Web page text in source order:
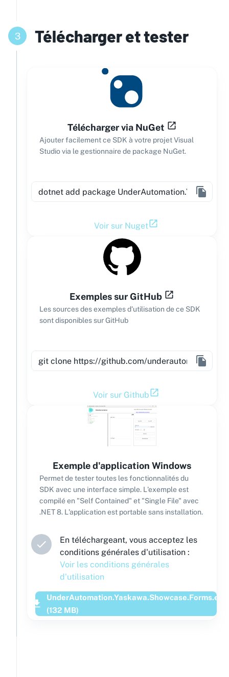
3 Télécharger et tester
Télécharger via NuGet
Ajouter facilement ce SDK à votre projet Visual
Studio via le gestionnaire de package NuGet.
Voir sur Nuget
Exemples sur GitHub
Les sources des exemples d'utilisation de ce SDK
sont disponibles sur GitHub
Voir sur Github
Exemple d'application Windows
Permet de tester toutes les fonctionnalités du
SDK avec une interface simple. L'exemple est
compilé en "Self Contained" et "Single File" avec
.NET 8. L'application est portable sans installation.
En téléchargeant, vous acceptez les
conditions générales d'utilisation :
Voir les conditions générales
d'utilisation
UnderAutomation.Yaskawa.Showcase.Forms.exe
(132 MB)